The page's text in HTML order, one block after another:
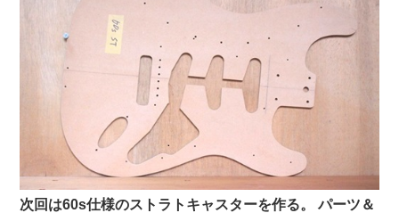
次回は60s仕様のストラトキャスターを作る。 パーツ＆